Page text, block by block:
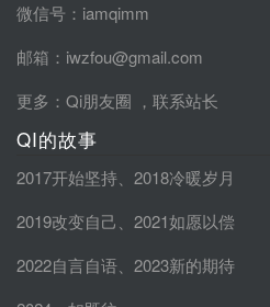
微信号：iamqimm
邮箱：iwzfou@gmail.com
更多： Qi朋友圈 ， 联系站长
QI的故事
2017开始坚持
2018冷暖岁月
2019改变自己
2021如愿以偿
2022自言自语
2023新的期待